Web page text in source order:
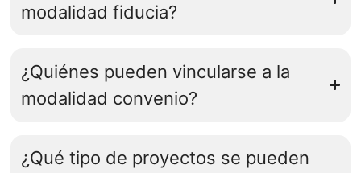
modalidad fiducia?
¿Quiénes pueden vincularse a la
modalidad convenio?
¿Qué tipo de proyectos se pueden